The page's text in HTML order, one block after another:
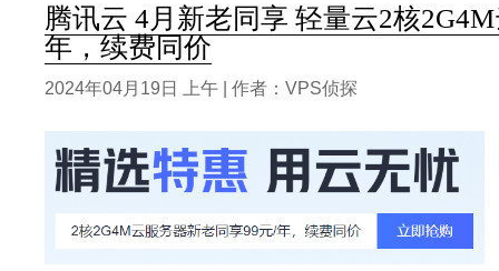
腾讯云 4月新老同享 轻量云2核
年，续费同价
2024年04月19日 上午 | 作者：VPS侦探